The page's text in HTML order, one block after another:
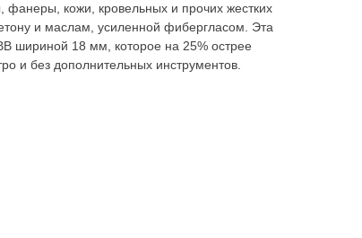
кожи, кровельных и прочих жестких
и маслам, усиленной фибергласом. Эта
шириной 18 мм, которое на 25% острее
и без дополнительных инструментов.